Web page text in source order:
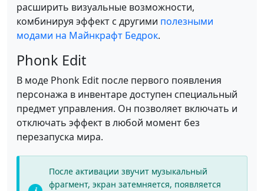
расширить визуальные возможности,
комбинируя эффект с другими полезными
модами на Майнкрафт Бедрок.
Phonk Edit
В моде Phonk Edit после первого появления
персонажа в инвентаре доступен специальный
предмет управления. Он позволяет включать и
отключать эффект в любой момент без
перезапуска мира.
После активации звучит музыкальный
фрагмент, экран затемняется, появляется